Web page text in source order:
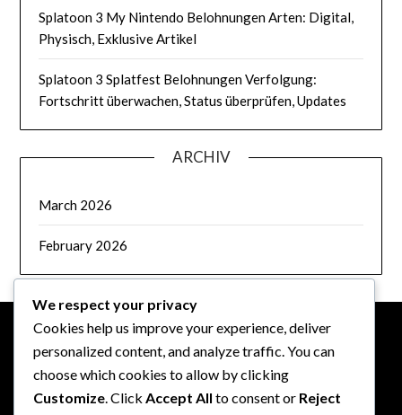
Splatoon 3 My Nintendo Belohnungen Arten: Digital,
Physisch, Exklusive Artikel
Splatoon 3 Splatfest Belohnungen Verfolgung:
Fortschritt überwachen, Status überprüfen, Updates
ARCHIV
March 2026
February 2026
RECHTLICHES
Ihre Privatsphäre
We respect your privacy
Cookies help us improve your experience, deliver
personalized content, and analyze traffic. You can
choose which cookies to allow by clicking
Customize . Click Accept All to consent or Reject